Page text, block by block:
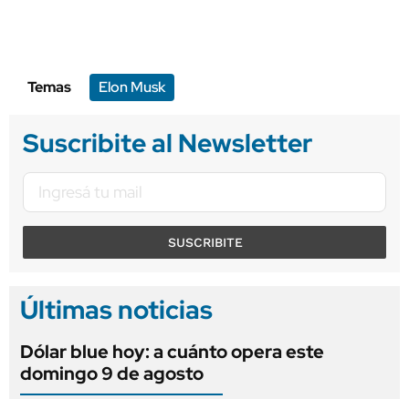
Temas Elon Musk
Suscribite al Newsletter
SUSCRIBITE
Últimas noticias
Dólar blue hoy: a cuánto opera este
domingo 9 de agosto